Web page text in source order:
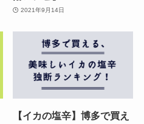
2021年9月14日
【イカの塩辛】博多で買え